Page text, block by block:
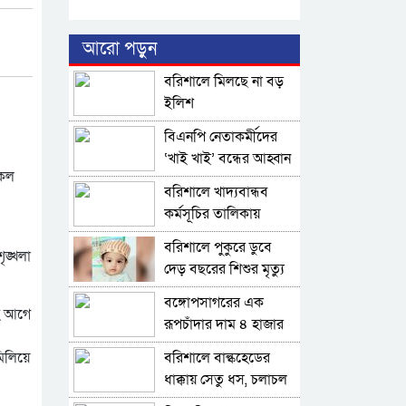
আগে
আরো পড়ুন
বরিশালে মিলছে না বড়
ইলিশ
বিএনপি নেতাকর্মীদের
‘খাই খাই’ বন্ধের আহ্বান
এমপি জামালের
বরিশালে খাদ্যবান্ধব
কর্মসূচির তালিকায়
বিএনপি নেতার স্ত্রীর নাম
বরিশালে পুকুরে ডুবে
দেড় বছরের শিশুর মৃত্যু
বঙ্গোপসাগরের এক
রূপচাঁদার দাম ৪ হাজার
টাকায়
বরিশালে বাল্কহেডের
ধাক্কায় সেতু ধস, চলাচল
বন্ধ